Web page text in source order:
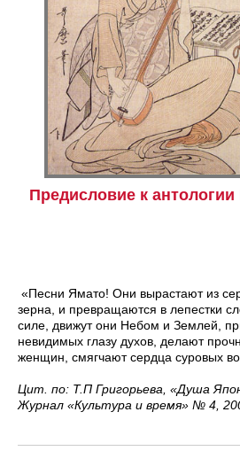
Предисловие к антологии
«Песни Ямато! Они вырастают из
зерна, и превращаются в лепестки
силе, движут они Небом и Землей,
невидимых глазу духов, делают
женщин, смягчают сердца суровых
Цит. по: Т.П Григорьева, «Душа
Журнал «Культура и время» № 4,